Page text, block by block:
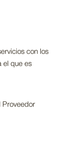
con los
el que es
Proveedor